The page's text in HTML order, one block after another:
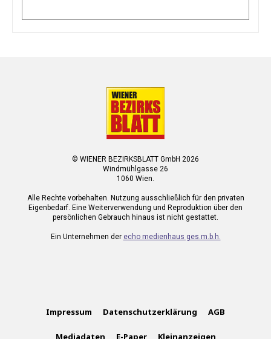
© WIENER BEZIRKSBLATT GmbH 2026
Windmühlgasse 26
1060 Wien.
Alle Rechte vorbehalten. Nutzung ausschließlich für den privaten
Eigenbedarf. Eine Weiterverwendung und Reproduktion über den
persönlichen Gebrauch hinaus ist nicht gestattet.
Ein Unternehmen der echo medienhaus ges.m.b.h.
Impressum Datenschutzerklärung AGB
Mediadaten E-Paper Kleinanzeigen